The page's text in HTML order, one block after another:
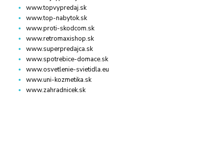
www.topvypredaj.sk
www.top-nabytok.sk
www.proti-skodcom.sk
www.retromaxishop.sk
www.superpredajca.sk
www.spotrebice-domace.sk
www.osvetlenie-svietidla.eu
www.uni-kozmetika.sk
www.zahradnicek.sk